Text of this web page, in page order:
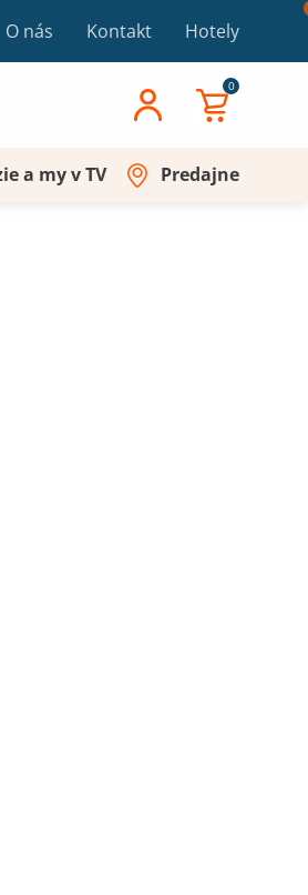
O nás Kontakt Hotely
0
a my v TV Predajne